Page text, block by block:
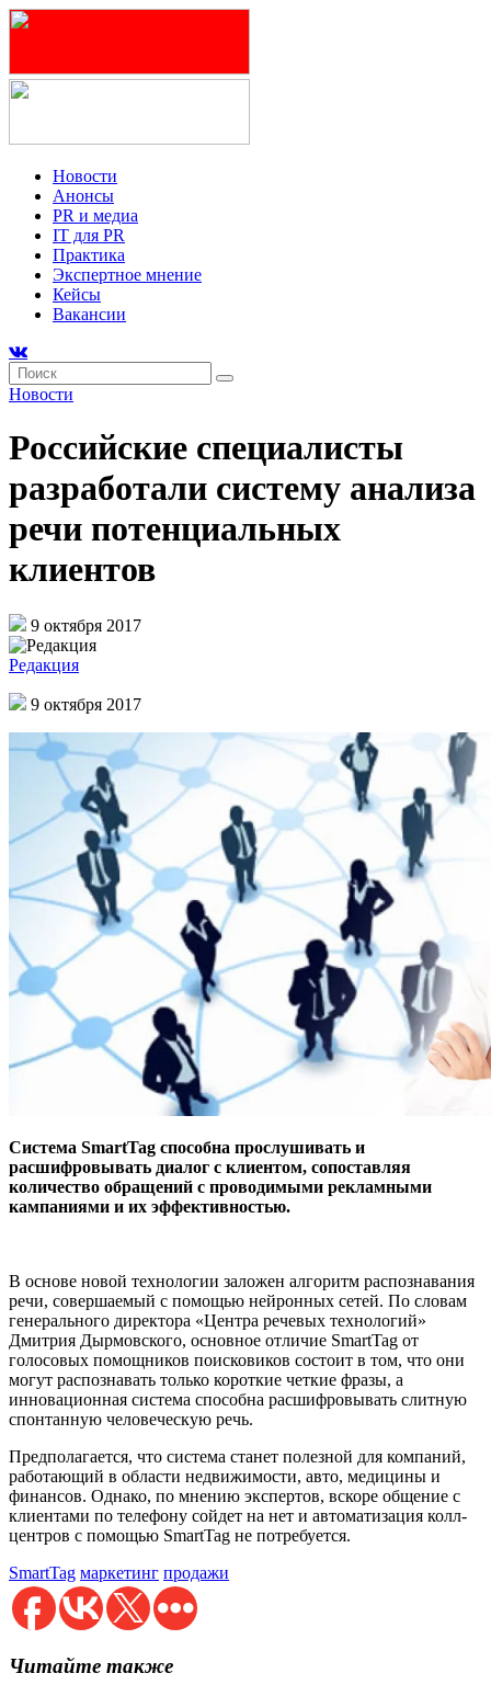
Новости
Анонсы
PR и медиа
IT для PR
Практика
Экспертное мнение
Кейсы
Вакансии
Новости
Российские специалисты
разработали систему анализа
речи потенциальных
клиентов
9 октября 2017
Редакция
9 октября 2017
Система SmartTag способна прослушивать и
расшифровывать диалог с клиентом, сопоставляя
количество обращений с проводимыми рекламными
кампаниями и их эффективностью.
В основе новой технологии заложен алгоритм распознавания
речи, совершаемый с помощью нейронных сетей. По словам
генерального директора «Центра речевых технологий»
Дмитрия Дырмовского, основное отличие SmartTag от
голосовых помощников поисковиков состоит в том, что они
могут распознавать только короткие четкие фразы, а
инновационная система способна расшифровывать слитную
спонтанную человеческую речь.
Предполагается, что система станет полезной для компаний,
работающий в области недвижимости, авто, медицины и
финансов. Однако, по мнению экспертов, вскоре общение с
клиентами по телефону сойдет на нет и автоматизация колл-
центров с помощью SmartTag не потребуется.
SmartTag маркетинг продажи
Читайте также